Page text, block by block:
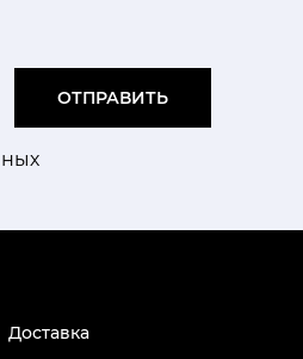
ОТПРАВИТЬ
Доставка